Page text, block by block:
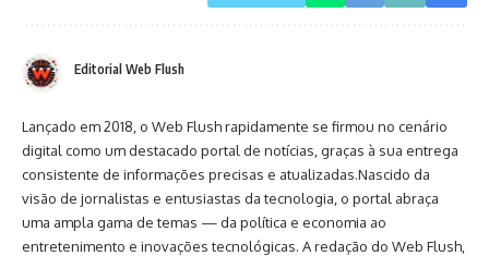
Editorial Web Flush
Lançado em 2018, o Web Flush rapidamente se firmou no cenário
digital como um destacado portal de notícias, graças à sua entrega
consistente de informações precisas e atualizadas.Nascido da
visão de jornalistas e entusiastas da tecnologia, o portal abraça
uma ampla gama de temas — da política e economia ao
entretenimento e inovações tecnológicas. A redação do Web Flush,